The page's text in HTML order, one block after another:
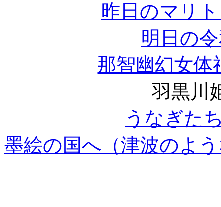
昨日のマリ
明日の
那智幽幻女体
羽黒川
うなぎた
墨絵の国へ（津波のよ